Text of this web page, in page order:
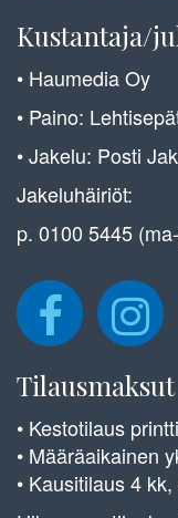
Kustantaja/
• Haumedia Oy
• Paino:
• Jakelu: Posti
Jakeluhäiriöt:
p. 0100 5445
Tilausmaksut
• Kestotilaus
• Määräaikainen
• Kausitilaus 4